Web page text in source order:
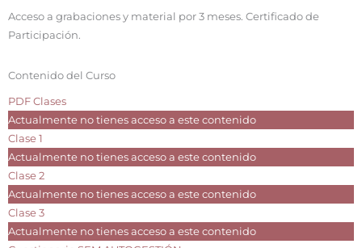
Acceso a grabaciones y material por 3 meses. Certificado de
Participación.
Contenido del Curso
PDF Clases
Actualmente no tienes acceso a este contenido
Clase 1
Actualmente no tienes acceso a este contenido
Clase 2
Actualmente no tienes acceso a este contenido
Clase 3
Actualmente no tienes acceso a este contenido